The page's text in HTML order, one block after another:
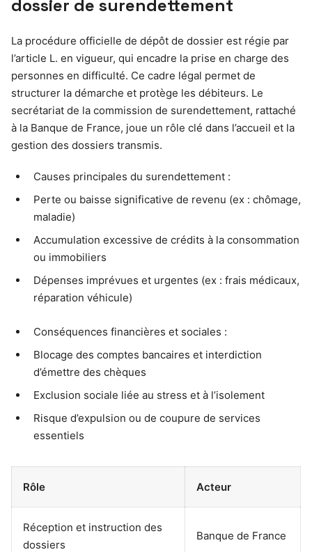
dossier de surendettement
La procédure officielle de dépôt de dossier est régie par
l’article L. en vigueur, qui encadre la prise en charge des
personnes en difficulté. Ce cadre légal permet de
structurer la démarche et protège les débiteurs. Le
secrétariat de la commission de surendettement, rattaché
à la Banque de France, joue un rôle clé dans l’accueil et la
gestion des dossiers transmis.
Causes principales du surendettement :
Perte ou baisse significative de revenu (ex : chômage,
maladie)
Accumulation excessive de crédits à la consommation
ou immobiliers
Dépenses imprévues et urgentes (ex : frais médicaux,
réparation véhicule)
Conséquences financières et sociales :
Blocage des comptes bancaires et interdiction
d’émettre des chèques
Exclusion sociale liée au stress et à l’isolement
Risque d’expulsion ou de coupure de services
essentiels
Rôle Acteur
Réception et instruction des
dossiers
Banque de France